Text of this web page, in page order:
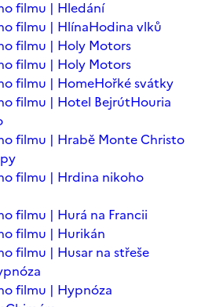
filmu | Hledání
filmu | HlínaHodina vlků
filmu | Holy Motors
filmu | Holy Motors
filmu | HomeHořké svátky
filmu | Hotel BejrútHouria
filmu | Hrabě Monte Christo
filmu | Hrdina nikoho
filmu | Hurá na Francii
filmu | Hurikán
filmu | Husar na střeše
filmu | Hypnóza